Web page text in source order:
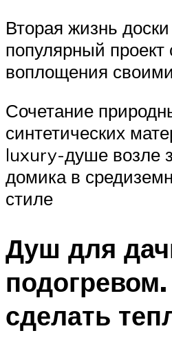
Вторая жизнь
популярный
воплощения
Сочетание
синтетических
luxury-душе возле
домика в
стиле
Душ для
сделать